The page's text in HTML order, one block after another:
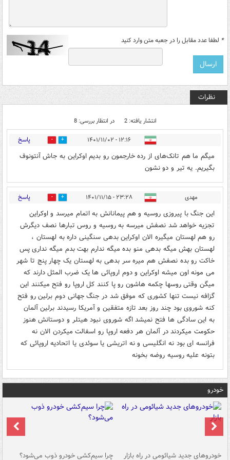
* لطفا عدد مقابل را در جعبه متن وارد کنید
نظرات
انتشار یافته: 2 در انتظار بررسی: 8
۱۲:۱۶ - ۱۴۰۱/۱۱/۰۲ 0 پاسخ
میگم ما هم تانک‌های از رده خارجمون رو بدیم اوکراین به جاش آنتونوف
بگیریم. یه تیر و دو نشون
مهدی ۲۳:۲۸ - ۱۴۰۱/۱۱/۱۵ 0 پاسخ
این جنگ با پیروزی روسیه و هم پیمانانش به اتمام میرسد و اوکراین
تجزیه خواهد شد نصفش میرسه به روسیه و روس تبارها نصف دیگرش
رو هم لهستان میگیره الان اوکراین بدهی سنگینی داره به لهستان ،
لهستان بهش میگه بدهی منو بده میگه ندارم بهت بدم میگه نداری پس
خاکت رو بده نصفش هم میره سر بدهی به لهستان یک چهار پنج تا شهر
می مونه اون میشه اوکراین و دوم اروپائی ها یک ضرب المثل دارند که
میگن وقتی روسها چکمه هاشون رو پا کنند کل اروپا رو فتح میکنند این
گزافه نیست تنها کشوری که موفق شد در جنگ جهانی دوم برلین رو فتح
کنه شوروی بود چند روز بعد تازه متفقین و آمریکا رسیدند برلین آلمان
به این سادگی ها فتح نمیشد اگه شوروی نبود هیتلر و دوستانش هنوز
حکومت میکردند در آلمان هر دفعه اروپا رو اسفالت میکردن الان نه
فرانسه ای بود نه انگلیسی و نه اتریشی یا سوئدی یا اتحادیه اروپائی که
بتونه علیه روسیه روضه بخونه
خودرو
خودروهای جدید شیائومی در راه بازار چرا سیم‌کشی خودرو ذوب می‌شود؟